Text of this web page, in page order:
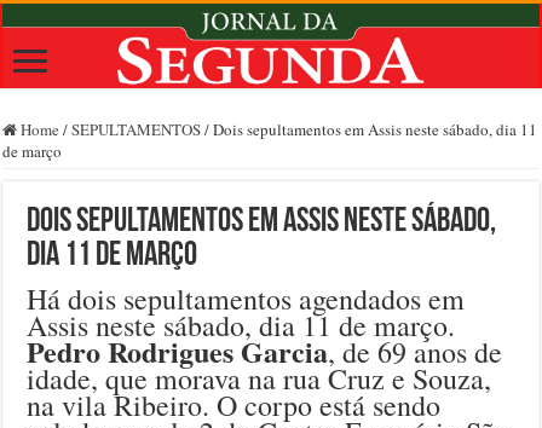
Home /SEPULTAMENTOS/Dois sepultamentos em Assis neste sábado, dia 11
de março
Dois sepultamentos em Assis neste sábado,
dia 11 de março
Há dois sepultamentos agendados em
Assis neste sábado, dia 11 de março.
Pedro Rodrigues Garcia, de 69 anos de
idade, que morava na rua Cruz e Souza,
na vila Ribeiro. O corpo está sendo